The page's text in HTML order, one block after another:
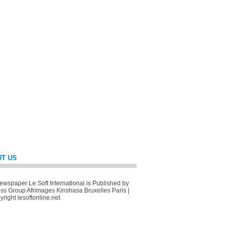
US
Le Soft International is Published by
Group Afrimages Kinshasa Bruxelles Paris |
lesoftonline.net